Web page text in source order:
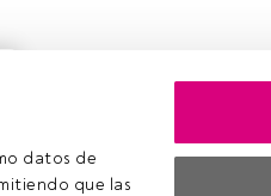
datos de
que las